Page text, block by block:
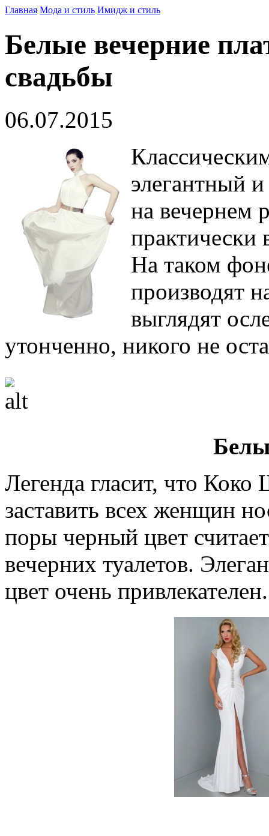
Главная Мода и стиль Имидж и стиль
Белые вечерние
свадьбы
06.07.2015
элегантный
на вечернем
практически
На таком
производят
выглядят
утонченно, никого не
Легенда гласит, что Коко
заставить всех женщин
поры черный цвет
вечерних туалетов.
цвет очень привлекателен.